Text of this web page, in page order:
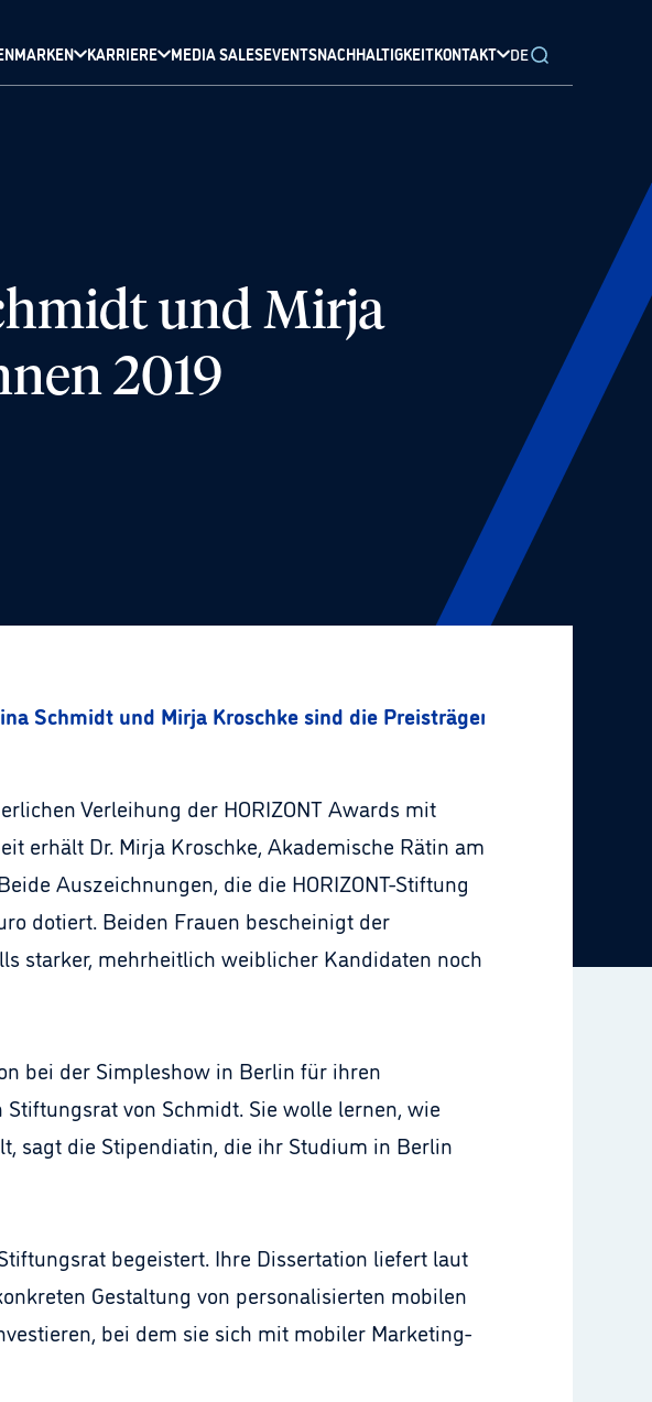
KARRIERE MEDIA SALESEVENTSNACHHALTIGKEITKONTAKT DE
und Mirja
2019
Schmidt und Mirja Kroschke sind die Preisträgerinnen 2019
Verleihung der HORIZONT Awards mit
erhält Dr. Mirja Kroschke, Akademische Rätin am
Auszeichnungen, die die HORIZONT-Stiftung
dotiert. Beiden Frauen bescheinigt der
starker, mehrheitlich weiblicher Kandidaten noch
bei der Simpleshow in Berlin für ihren
von Schmidt. Sie wolle lernen, wie
sagt die Stipendiatin, die ihr Studium in Berlin
begeistert. Ihre Dissertation liefert laut
Gestaltung von personalisierten mobilen
bei dem sie sich mit mobiler Marketing-